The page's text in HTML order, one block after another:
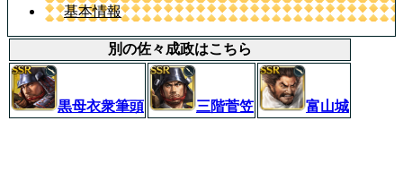
基本情報
別の佐々成政はこちら
黒母衣衆筆頭 三階菅笠 富山城